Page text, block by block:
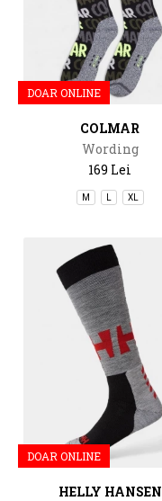
DOAR ONLINE
COLMAR
Wording
169 Lei
M XL
DOAR ONLINE
HELLY HANSEN